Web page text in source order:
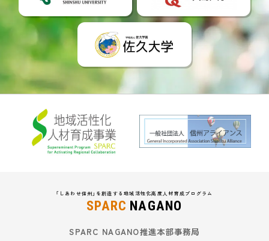
「しあわせ信州」を創造する地域活性化高度人材育成プログラム
SPARC NAGANO
SPARC NAGANO推進本部事務局